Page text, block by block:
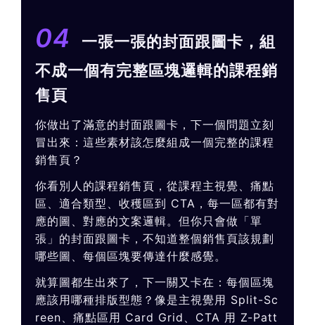
04
一張一張的封面跟圖卡，組
不成一個有完整區塊邏輯的課程銷
售頁
你做出了滿意的封面跟圖卡，下一個問題立刻
冒出來：這些素材該怎麼組成一個完整的課程
銷售頁？
你看別人的課程銷售頁，從課程主視覺、痛點
區、適合類型、收穫區到 CTA，每一區都有對
應的圖、對應的文案邏輯。但你只會做「單
張」的封面跟圖卡，不知道整個銷售頁該規劃
哪些圖、每個區塊要傳達什麼感覺。
就算圖都生出來了，下一關又卡在：每個區塊
應該用哪種排版型態？像是主視覺用 Split-Sc
reen、痛點區用 Card Grid、CTA 用 Z-Patt